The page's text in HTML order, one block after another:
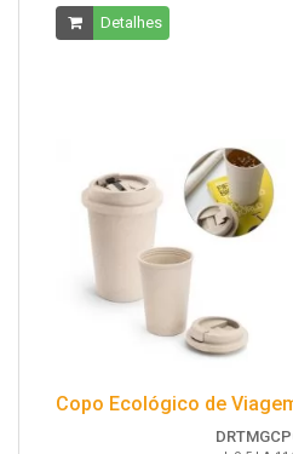
Detalhes
Copo Ecológico de